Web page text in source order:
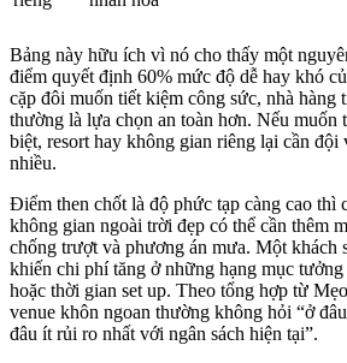
Bảng này hữu ích vì nó cho thấy một
điểm quyết định 60% mức độ dễ hay khó
cặp đôi muốn tiết kiệm công sức, nhà hàng
thường là lựa chọn an toàn hơn. Nếu muốn
biệt, resort hay không gian riêng lại cần đội
nhiều.
Điểm then chốt là độ phức tạp càng cao thì
không gian ngoài trời đẹp có thể cần thêm
chống trượt và phương án mưa. Một khách
khiến chi phí tăng ở những hạng mục
hoặc thời gian set up. Theo tổng hợp từ
venue khôn ngoan thường không hỏi “ở
đâu ít rủi ro nhất với ngân sách hiện tại”.